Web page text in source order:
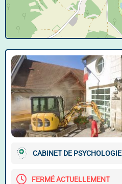
CABINET DE PSYCHOLOGIE
FERMÉ ACTUELLEMENT